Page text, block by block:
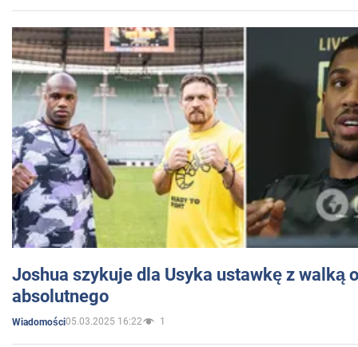
Joshua szykuje dla Usyka ustawkę z walką
absolutnego
Wiadomości05.03.2025 16:22 1